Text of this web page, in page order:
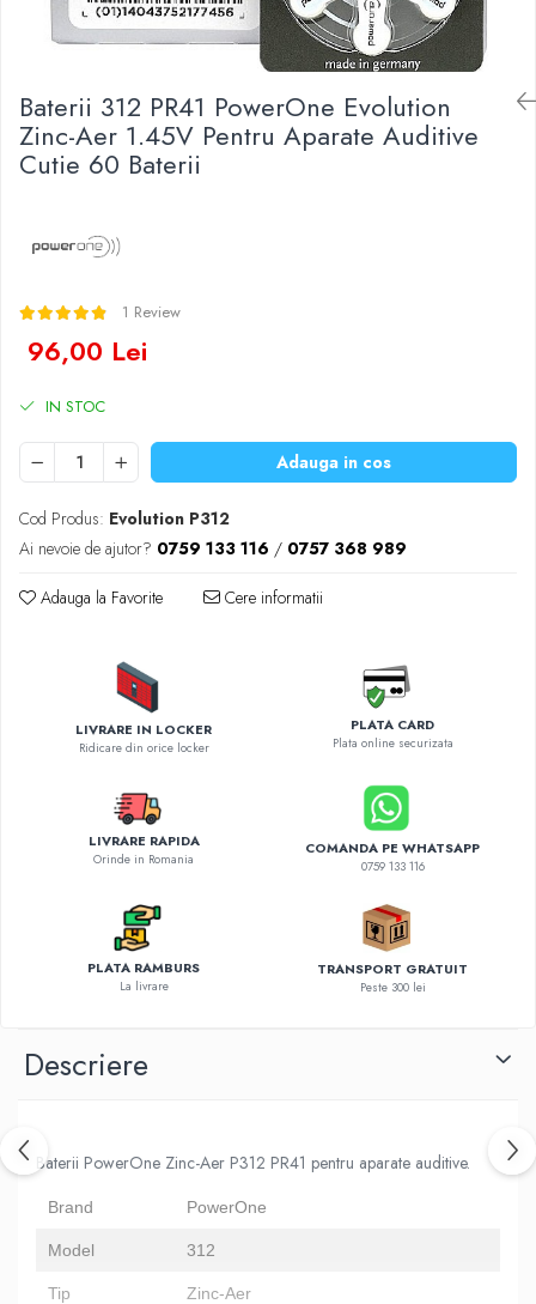
Becuri LED
Lanterne
Lampi
Kit-uri vlogging
Prelungitoare
Ventilatoare
Diverse gadgeturi
Periferice PC
Accesorii auto
Redresoare
Roboti pornire
Diverse accesorii auto
Invertoare Auto
Aparate de spalat cu presiune
Baterii Zinc-Aer
Baterii 312 PR41 PowerOne Evolution
Zinc-Aer 1.45V Pentru Aparate Auditive
Cutie 60 Baterii
1 Review
96,00 Lei
IN STOC
Adauga in cos
Cod Produs: Evolution P312
Ai nevoie de ajutor? 0759 133 116 / 0757 368 989
Adauga la Favorite Cere informatii
LIVRARE IN LOCKER
Ridicare din orice locker
PLATA CARD
Plata online securizata
LIVRARE RAPIDA
Orinde in Romania
COMANDA PE WHATSAPP
0759 133 116
PLATA RAMBURS
La livrare
TRANSPORT GRATUIT
Peste 300 lei
Descriere
Baterii PowerOne Zinc-Aer P312 PR41 pentru aparate auditive.
Brand PowerOne
Model 312
Tip Zinc-Aer